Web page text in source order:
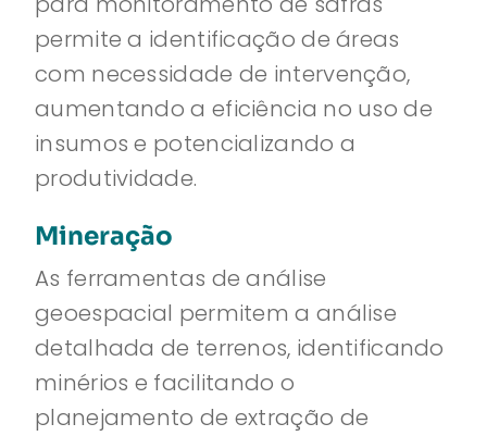
permite a identificação de áreas
com necessidade de intervenção,
aumentando a eficiência no uso de
insumos e potencializando a
produtividade.
Mineração
As ferramentas de análise
geoespacial permitem a análise
detalhada de terrenos, identificando
minérios e facilitando o
planejamento de extração de